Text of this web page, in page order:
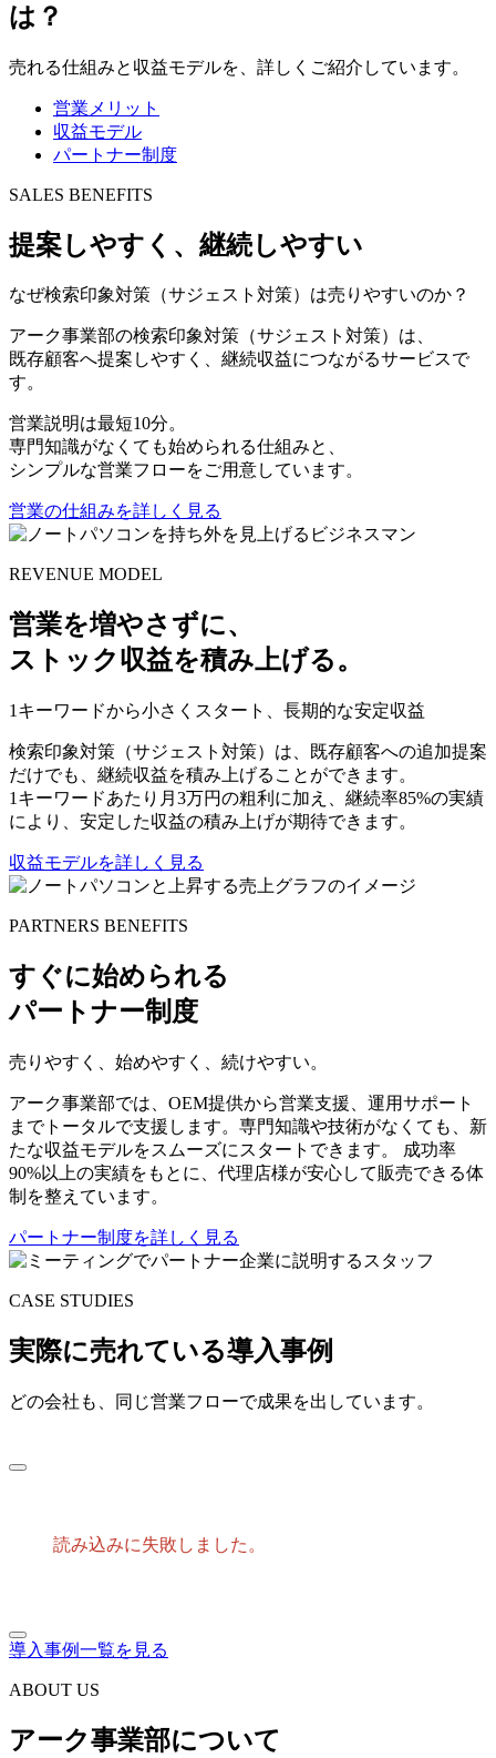
は？
売れる仕組みと収益モデルを、詳しくご紹介しています。
営業メリット
収益モデル
パートナー制度
SALES BENEFITS
提案しやすく、 継続しやすい
なぜ検索印象対策（サジェスト対策）は売りやすいのか？
アーク事業部の検索印象対策（サジェスト対策）は、
既存顧客へ提案しやすく、継続収益につながるサービスで
す。
営業説明は最短10分。
専門知識がなくても始められる仕組みと、
シンプルな営業フローをご用意しています。
営業の仕組みを詳しく見る
REVENUE MODEL
営業を増やさずに、
ストック収益を積み上げる。
1キーワードから小さくスタート、長期的な安定収益
検索印象対策（サジェスト対策）は、既存顧客への追加提案
だけでも、継続収益を積み上げることができます。
1キーワードあたり月3万円の粗利に加え、継続率85%の実績
により、安定した収益の積み上げが期待できます。
収益モデルを詳しく見る
PARTNERS BENEFITS
すぐに始められる
パートナー制度
売りやすく、始めやすく、続けやすい。
アーク事業部では、OEM提供から営業支援、運用サポート
までトータルで支援します。専門知識や技術がなくても、新
たな収益モデルをスムーズにスタートできます。 成功率
90%以上の実績をもとに、代理店様が安心して販売できる体
制を整えています。
パートナー制度を詳しく見る
CASE STUDIES
実際に売れている導入事例
どの会社も、同じ営業フローで成果を出しています。
読み込みに失敗しました。
導入事例一覧を見る
ABOUT US
アーク事業部について